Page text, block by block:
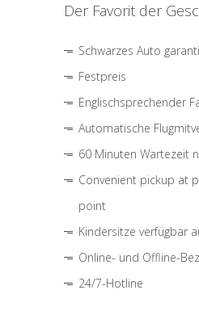
Der Favorit der
Schwarzes Auto
Festpreis
Englischsprechender
Automatische
60 Minuten Wartezeit
Convenient pickup at
point
Kindersitze verfügbar
Online- und Offline-
24/7-Hotline